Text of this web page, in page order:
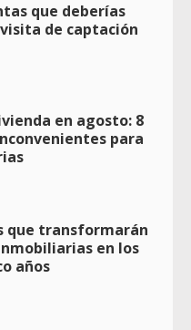
que deberías
de captación
en agosto: 8
para
que transformarán
en los
años